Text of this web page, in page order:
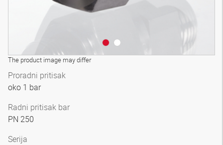
The product image may differ
Proradni pritisak
oko 1 bar
Radni pritisak bar
PN 250
Serija